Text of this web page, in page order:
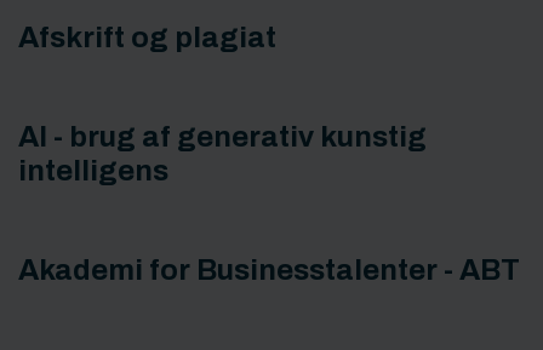
Afskrift og plagiat
AI - brug af generativ kunstig
intelligens
Akademi for Businesstalenter - ABT